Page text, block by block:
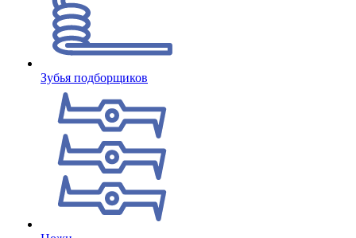
Зубья подборщиков